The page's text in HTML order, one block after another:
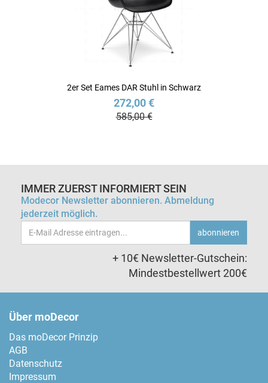
2er Set Eames DAR Stuhl in Schwarz
272,00 €
585,00 €
IMMER ZUERST INFORMIERT SEIN
Modecor Newsletter abonnieren. Abmeldung
jederzeit möglich.
Email-
Adresse
abonnieren
+ 10€ Newsletter-Gutschein:
Mindestbestellwert 200€
Über moDecor
Das moDecor Prinzip
AGB
Datenschutz
Impressum